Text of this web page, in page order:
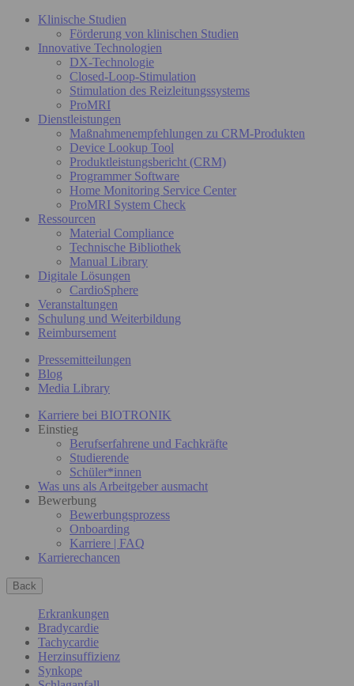
Klinische Studien
Förderung von klinischen Studien
Innovative Technologien
DX-Technologie
Closed-Loop-Stimulation
Stimulation des Reizleitungssystems
ProMRI
Dienstleistungen
Maßnahmenempfehlungen zu CRM-Produkten
Device Lookup Tool
Produktleistungsbericht (CRM)
Programmer Software
Home Monitoring Service Center
ProMRI System Check
Ressourcen
Material Compliance
Technische Bibliothek
Manual Library
Digitale Lösungen
CardioSphere
Veranstaltungen
Schulung und Weiterbildung
Reimbursement
Pressemitteilungen
Blog
Media Library
Karriere bei BIOTRONIK
Einstieg
Berufserfahrene und Fachkräfte
Studierende
Schüler*innen
Was uns als Arbeitgeber ausmacht
Bewerbung
Bewerbungsprozess
Onboarding
Karriere | FAQ
Karrierechancen
Back
Erkrankungen
Bradycardie
Tachycardie
Herzinsuffizienz
Synkope